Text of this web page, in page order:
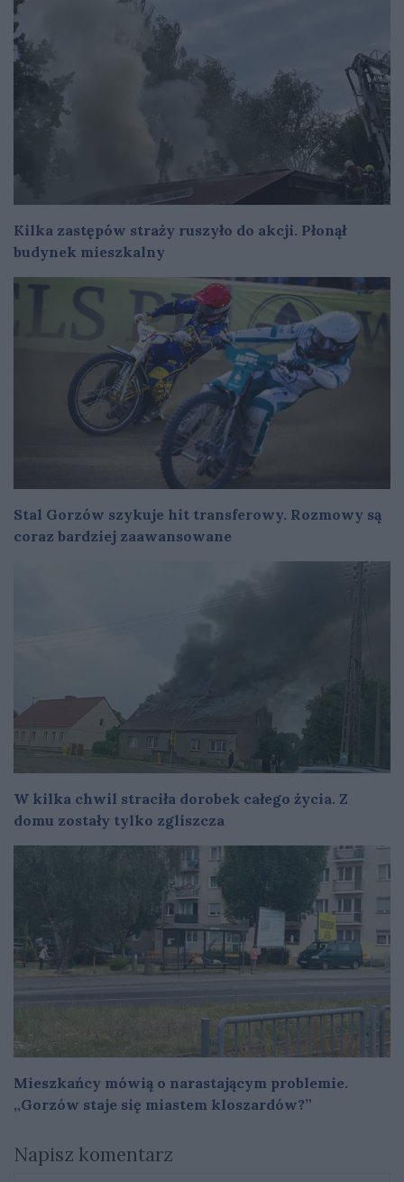
Kilka zastępów straży ruszyło do akcji. Płonął
budynek mieszkalny
Stal Gorzów szykuje hit transferowy. Rozmowy są
coraz bardziej zaawansowane
W kilka chwil straciła dorobek całego życia. Z
domu zostały tylko zgliszcza
Mieszkańcy mówią o narastającym problemie.
„Gorzów staje się miastem kloszardów?”
Napisz komentarz